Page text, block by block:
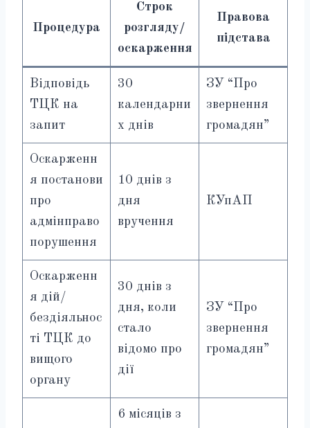
Процедура
Строк
розгляду/
оскарження
Правова
підстава
Відповідь
ТЦК на
запит
30
календарни
х днів
ЗУ “Про
звернення
громадян”
Оскарженн
я постанови
про
адмінправо
порушення
10 днів з
дня
вручення
КУпАП
Оскарженн
я дій/
бездіяльнос
ті ТЦК до
вищого
органу
30 днів з
дня, коли
стало
відомо про
дії
ЗУ “Про
звернення
громадян”
6 місяців з